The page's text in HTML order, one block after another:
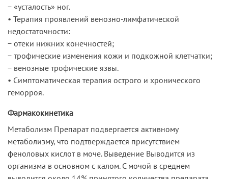
− «усталость» ног.
• Терапия проявлений венозно-лимфатической
недостаточности:
− отеки нижних конечностей;
− трофические изменения кожи и подкожной клетчатки;
− венозные трофические язвы.
• Симптоматическая терапия острого и хронического
геморроя.
Фармакокинетика
Метаболизм Препарат подвергается активному
метаболизму, что подтверждается присутствием
феноловых кислот в моче. Выведение Выводится из
организма в основном с калом. С мочой в среднем